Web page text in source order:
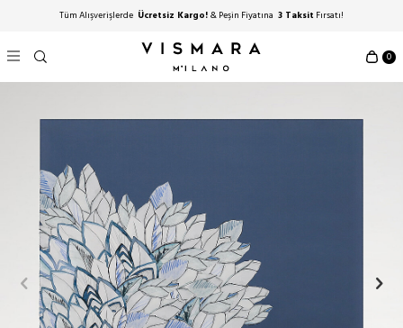
Tüm Alışverişlerde Ücretsiz Kargo!& Peşin Fiyatına 3 Taksit Fırsatı!
0